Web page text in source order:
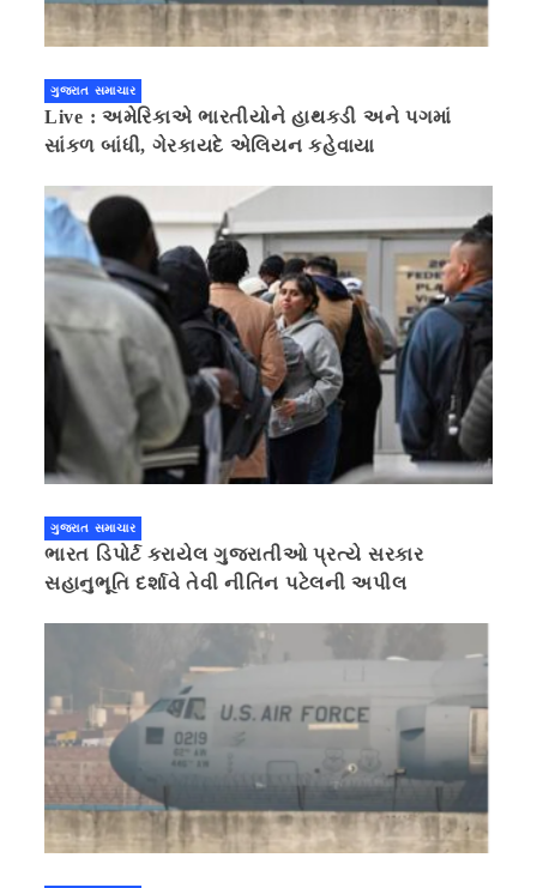
ગુજરાત સમાચાર
Live : અમેરિકાએ ભારતીયોને હાથકડી અને પગમાં
સાંકળ બાંધી, ગેરકાયદે એલિયન કહેવાયા
ગુજરાત સમાચાર
ભારત ડિપોર્ટ કરાયેલ ગુજરાતીઓ પ્રત્યે સરકાર
સહાનુભૂતિ દર્શાવે તેવી નીતિન પટેલની અપીલ